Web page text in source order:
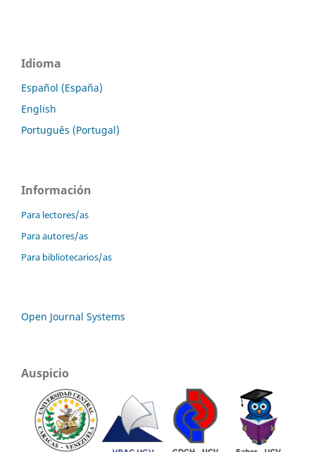
Idioma
Español (España)
English
Português (Portugal)
Información
Para lectores/as
Para autores/as
Para bibliotecarios/as
Open Journal Systems
Auspicio